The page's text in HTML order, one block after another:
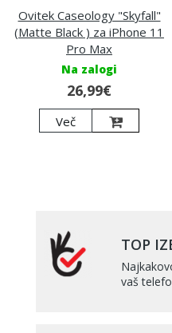
Ovitek Caseology "Skyfall"
(Matte Black ) za iPhone 11
Pro Max
Na zalogi
26,99€
Več
TOP
vaš